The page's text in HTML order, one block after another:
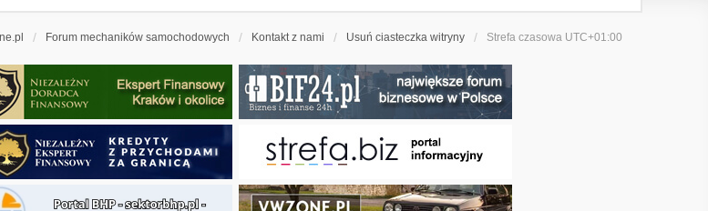
Forum mechaników samochodowych Kontakt z nami Usuń ciasteczka witryny Strefa czasowa UTC+01:00